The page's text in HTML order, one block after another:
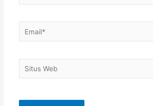
Email*
Situs
Web